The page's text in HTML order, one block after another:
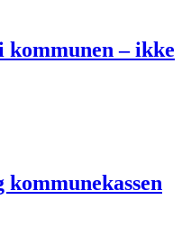
kommunen – ikke